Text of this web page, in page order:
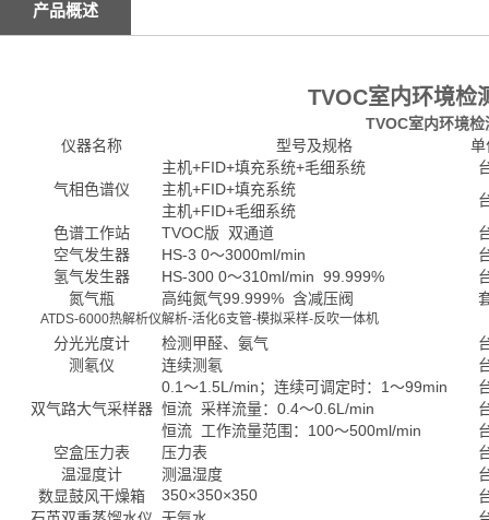
产品概述
TVOC室内环境检
TVOC室内环境
仪器名称
型号及规格 单
气相色谱仪
主机+FID+填充系统+毛细系统
主机+FID+填充系统
主机+FID+毛细系统
色谱工作站
TVOC版 双通道
空气发生器
HS-3 0～3000ml/min
氢气发生器
HS-300 0～310ml/min 99.999%
氮气瓶
高纯氮气99.999% 含减压阀
ATDS-6000热解析仪解析-活化6支管-模拟采样-反吹一体机
分光光度计 检测甲醛、氨气
测氡仪
连续测氡
双气路大气采样器
0.1～1.5L/min；连续可调定时：1～99min
恒流 采样流量：0.4～0.6L/min
恒流 工作流量范围：100～500ml/min
空盒压力表
压力表
温湿度计
测温湿度
数显鼓风干燥箱
350×350×350